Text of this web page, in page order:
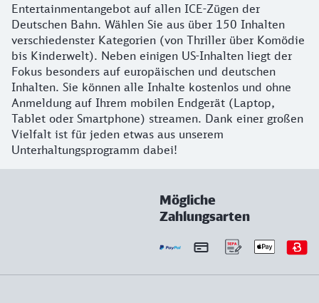
Entertainmentangebot auf allen ICE-Zügen der
Deutschen Bahn. Wählen Sie aus über 150 Inhalten
verschiedenster Kategorien (von Thriller über Komödie
bis Kinderwelt). Neben einigen US-Inhalten liegt der
Fokus besonders auf europäischen und deutschen
Inhalten. Sie können alle Inhalte kostenlos und ohne
Anmeldung auf Ihrem mobilen Endgerät (Laptop,
Tablet oder Smartphone) streamen. Dank einer großen
Vielfalt ist für jeden etwas aus unserem
Unterhaltungsprogramm dabei!
Mögliche
Zahlungsarten